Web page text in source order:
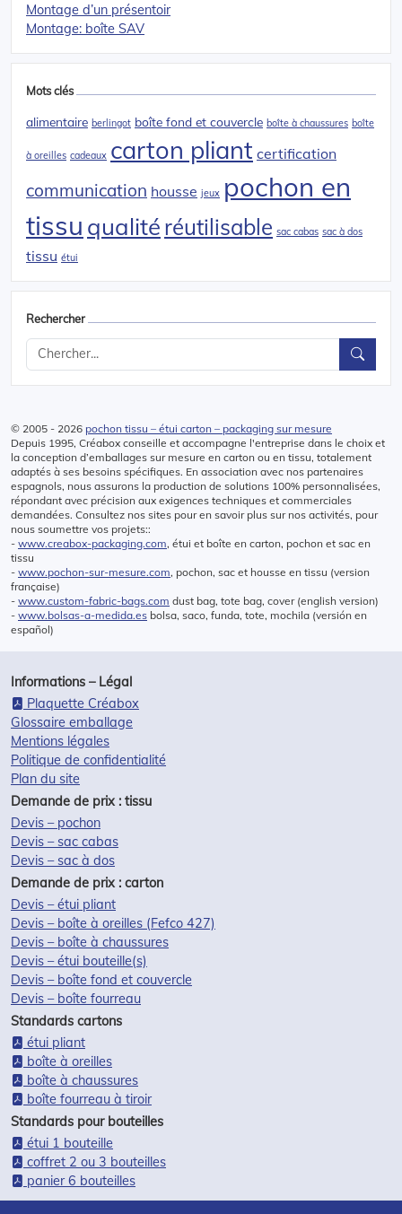
Montage d’un présentoir
Montage: boîte SAV
Mots clés
alimentaire berlingot boîte fond et couvercle boîte à chaussures boîte
à oreilles cadeaux carton pliant certification
communication housse jeux pochon en
tissu qualité réutilisable sac cabas sac à dos
tissu étui
Rechercher
© 2005 - 2026 pochon tissu – étui carton – packaging sur mesure
Depuis 1995, Créabox conseille et accompagne l'entreprise dans le choix et
la conception d’emballages sur mesure en carton ou en tissu, totalement
adaptés à ses besoins spécifiques. En association avec nos partenaires
espagnols, nous assurons la production de solutions 100% personnalisées,
répondant avec précision aux exigences techniques et commerciales
demandées. Consultez nos sites pour en savoir plus sur nos activités, pour
nous soumettre vos projets::
- www.creabox-packaging.com, étui et boîte en carton, pochon et sac en
tissu
- www.pochon-sur-mesure.com, pochon, sac et housse en tissu (version
française)
- www.custom-fabric-bags.com dust bag, tote bag, cover (english version)
- www.bolsas-a-medida.es bolsa, saco, funda, tote, mochila (versión en
español)
Informations – Légal
Plaquette Créabox
Glossaire emballage
Mentions légales
Politique de confidentialité
Plan du site
Demande de prix : tissu
Devis – pochon
Devis – sac cabas
Devis – sac à dos
Demande de prix : carton
Devis – étui pliant
Devis – boîte à oreilles (Fefco 427)
Devis – boîte à chaussures
Devis – étui bouteille(s)
Devis – boîte fond et couvercle
Devis – boîte fourreau
Standards cartons
étui pliant
boîte à oreilles
boîte à chaussures
boîte fourreau à tiroir
Standards pour bouteilles
étui 1 bouteille
coffret 2 ou 3 bouteilles
panier 6 bouteilles